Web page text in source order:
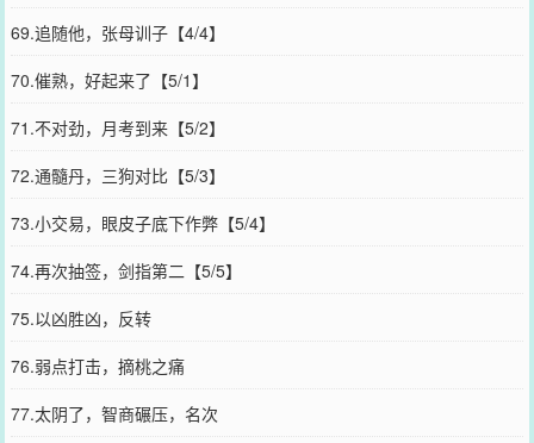
69.追随他，张母训子【4/4】
70.催熟，好起来了【5/1】
71.不对劲，月考到来【5/2】
72.通髓丹，三狗对比【5/3】
73.小交易，眼皮子底下作弊【5/4】
74.再次抽签，剑指第二【5/5】
75.以凶胜凶，反转
76.弱点打击，摘桃之痛
77.太阴了，智商碾压，名次